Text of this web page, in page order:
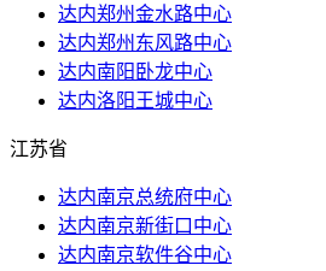
达内郑州金水路中心
达内郑州东风路中心
达内南阳卧龙中心
达内洛阳王城中心
江苏省
达内南京总统府中心
达内南京新街口中心
达内南京软件谷中心